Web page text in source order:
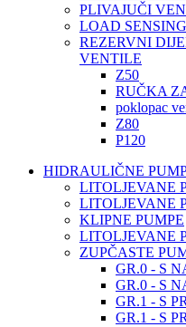
PLIVAJUČI
LOAD
REZERVNI
VENTILE
Z50
RUČKA
poklopac
Z80
P120
HIDRAULIČNE
LITOLJEVANE
LITOLJEVANE
KLIPNE PUMPE
LITOLJEVANE
ZUPČASTE
GR.0 - S
GR.0 - S
GR.1 - S
GR.1 - S